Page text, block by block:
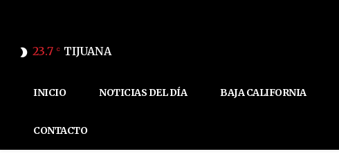
23.7 C TIJUANA
INICIO NOTICIAS DEL DÍA BAJA CALIFORNIA
CONTACTO